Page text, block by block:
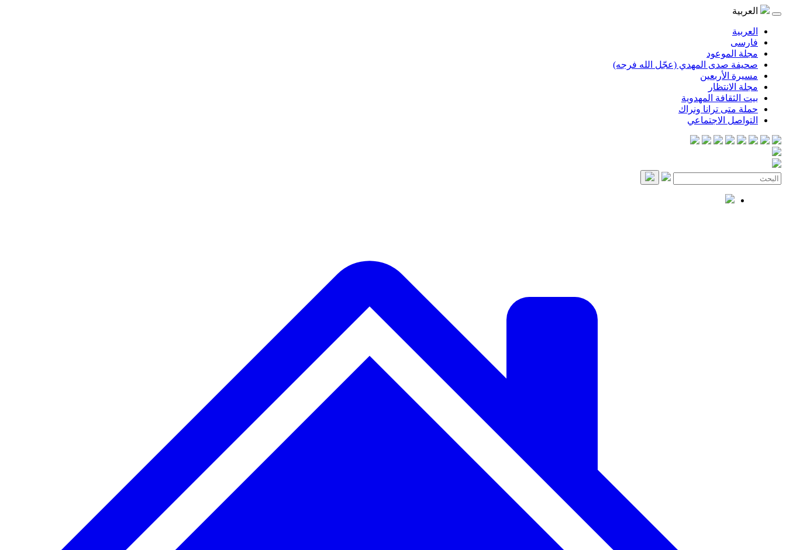
العربية
العربية
فارسی
مجلة الموعود
صحيفة صدى المهدي (عجّل الله فرجه)
مسيرة الأربعين
مجلة الانتظار
بيت الثقافة المهدوية
حملة متى ترانا ونراك
التواصل الاجتماعي